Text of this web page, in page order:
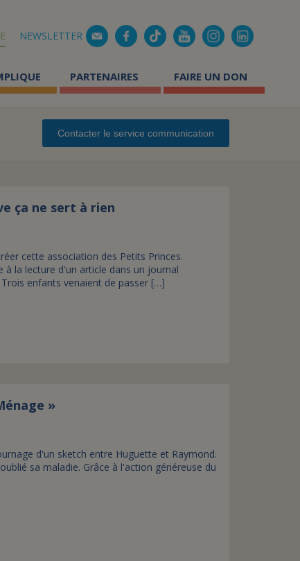
Mail
NEWSLETTER
aider les enfants
une page de collecte
des actions solidaires
PARTENAIRES FAIRE UN DON
Comment faire un don
Pourquoi faire un don
Contacter le service communication
ça ne sert à rien
cette association des Petits Princes.
à la lecture d'un article dans un journal
enfants venaient de passer […]
»
d'un sketch entre Huguette et Raymond.
sa maladie. Grâce à l'action généreuse du